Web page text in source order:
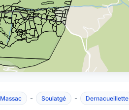
Massac - Soulatgé - Dernacueillette